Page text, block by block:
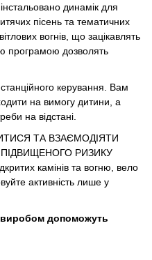
динамік для
пісень та тематичних
вогнів, що зацікавлять
програмою дозволять
керування. Вам
на вимогу дитини, а
на відстані.
ТА ВЗАЄМОДІЯТИ
РИЗИКУ
камінів та вогню, вело
активність лише у
допоможуть